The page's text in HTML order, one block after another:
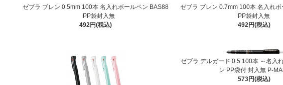
ゼブラ ブレン 0.5mm 100本 名入れボールペン BAS88
PP袋封入無
492円(税込)
ゼブラ ブレン 0.7mm 100本 名入れ
PP袋封入無
492円(税込)
ゼブラ デルガード 0.5 100本 ～名入
ン PP袋付 封入無 P-
573円(税込)